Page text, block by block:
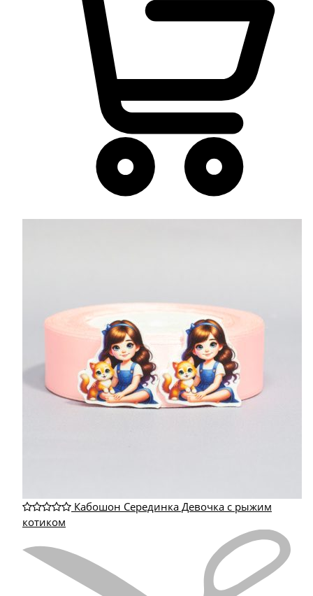
Кабошон Серединка Девочка с рыжим
котиком